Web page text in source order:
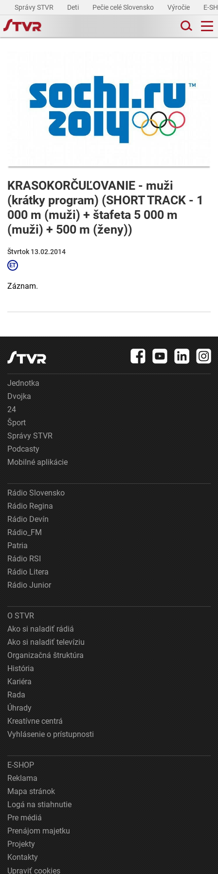
Správy STVR Deti Pečie celé Slovensko Výročie E-
KRASOKORČUĽOVANIE - muži
(krátky program) (SHORT TRACK - 1
000 m (muži) + štafeta 5 000 m
(muži) + 500 m (ženy))
Štvrtok 13.02.2014
Záznam.
Jednotka
Dvojka
24
Šport
Správy STVR
Podcasty
Mobilné aplikácie
Rádio Slovensko
Rádio Regina
Rádio Devín
Rádio_FM
Patria
Rádio RSI
Rádio Litera
Rádio Junior
O STVR
Ako si naladiť rádiá
Ako si naladiť televíziu
Organizačná štruktúra
História
Kariéra
Rada
Úhrady
Kreatívne centrá
Vyhlásenie o prístupnosti
E-SHOP
Reklama
Mapa stránok
Logá na stiahnutie
Pre médiá
Prenájom majetku
Projekty
Kontakty
Upraviť cookies